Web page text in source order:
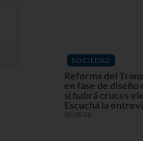
SOCIEDAD
Reforma del
en fase de diseño
si habrá cruces
Escuchá la
05/08/26